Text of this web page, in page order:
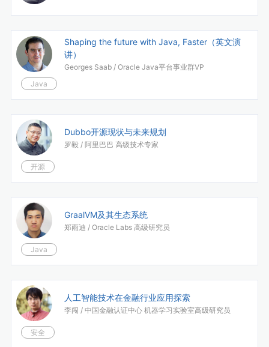
Shaping the future with Java, Faster（英文演
讲）
Georges Saab / Oracle Java平台事业群VP
Java
Dubbo开源现状与未来规划
罗毅 / 阿里巴巴 高级技术专家
开源
GraalVM及其生态系统
郑雨迪 / Oracle Labs 高级研究员
Java
人工智能技术在金融行业应用探索
李闯 / 中国金融认证中心 机器学习实验室高级研究员
安全